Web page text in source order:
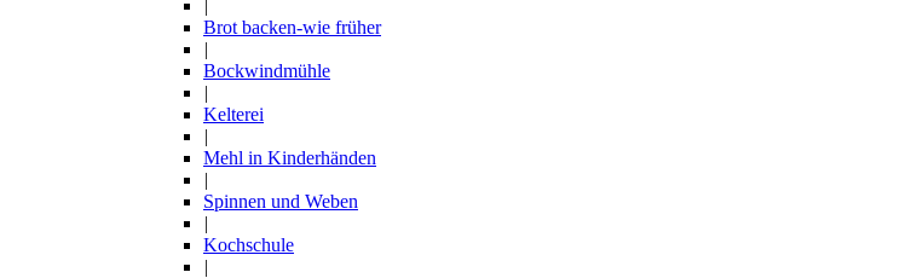
|
Brot backen-wie früher
|
Bockwindmühle
|
Kelterei
|
Mehl in Kinderhänden
|
Spinnen und Weben
|
Kochschule
|